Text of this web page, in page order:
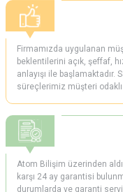
Firmamızda uygulanan
beklentilerini açık, şeffaf,
anlayışı ile başlamaktadır.
süreçlerimiz müşteri
Atom Bilişim üzerinden
karşı 24 ay garantisi
durumlarda ve garanti